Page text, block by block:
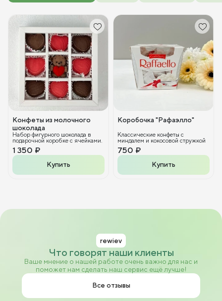
Конфеты из молочного
шоколада
Набор фигурного шоколада в
подарочной коробке с ячейками.
1 350 ₽
Купить
Коробочка "Рафаэлло"
Классические конфеты с
миндалем и кокосовой стружкой
750 ₽
Купить
Что говорят наши клиенты
rewiev
Ваше мнение о нашей работе очень важно для нас и
поможет нам сделать наш сервис ещё лучше!
Все отзывы